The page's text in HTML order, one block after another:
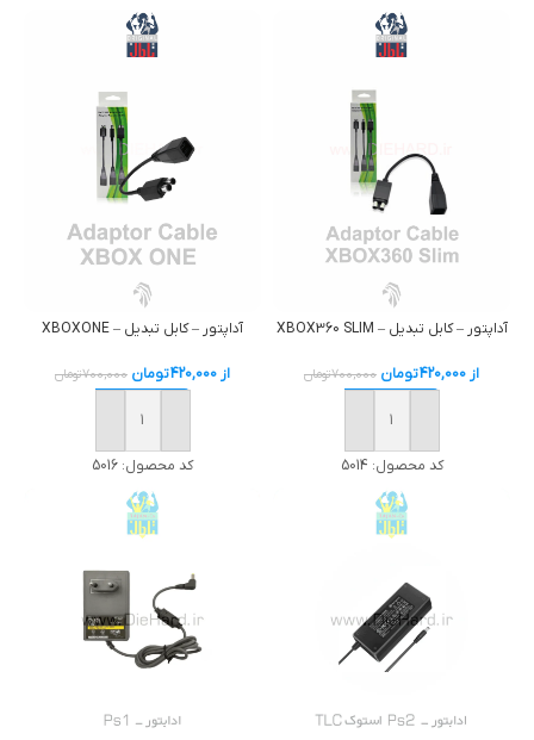
آداپتور – کابل تبديل – XBOX360 SLIM
از 420,000تومان 700,000تومان
خرید
کد محصول: 5014
آداپتور – کابل تبديل – XBOXONE
از 420,000تومان 700,000تومان
خرید
کد محصول: 5016